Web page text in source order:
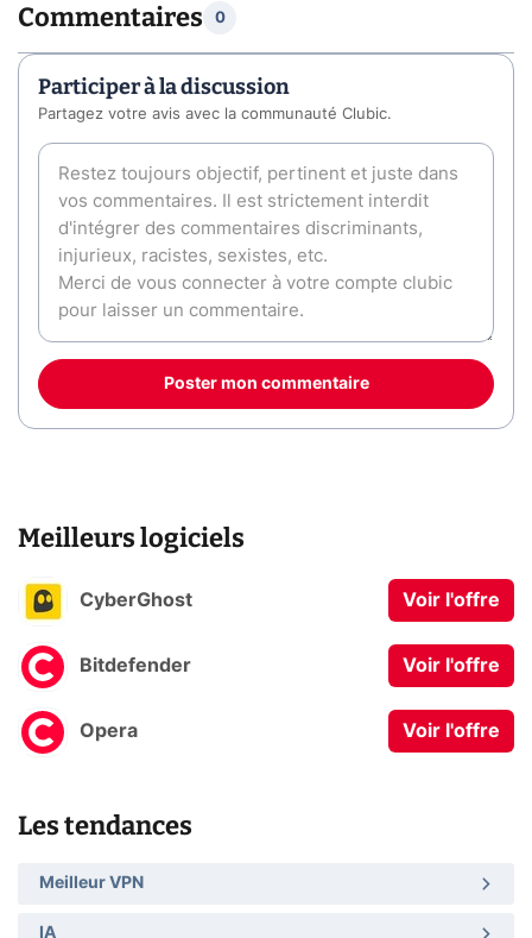
Commentaires 0
Participer à la discussion
Partagez votre avis avec la communauté Clubic.
Poster mon commentaire
Meilleurs logiciels
CyberGhost Voir l'offre
Bitdefender Voir l'offre
Opera Voir l'offre
Les tendances
Meilleur VPN
IA